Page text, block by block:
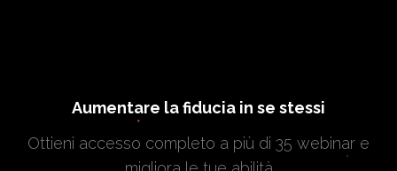
Aumentare la fiducia in se stessi
Ottieni accesso completo a più di 35 webinar e